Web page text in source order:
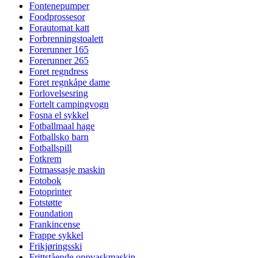
Fontenepumper
Foodprossesor
Forautomat katt
Forbrenningstoalett
Forerunner 165
Forerunner 265
Foret regndress
Foret regnkåpe dame
Forlovelsesring
Fortelt campingvogn
Fosna el sykkel
Fotballmaal hage
Fotballsko barn
Fotballspill
Fotkrem
Fotmassasje maskin
Fotobok
Fotoprinter
Fotstøtte
Foundation
Frankincense
Frappe sykkel
Frikjøringsski